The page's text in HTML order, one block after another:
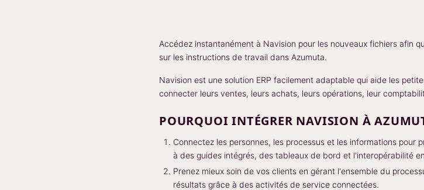
Accédez instantanément à Navision pour les nouveaux fichiers afin
sur les instructions de travail dans Azumuta.
Navision est une solution ERP facilement adaptable qui aide les
connecter leurs ventes, leurs achats, leurs opérations, leur
POURQUOI INTÉGRER NAVISION À
Connectez les personnes, les processus et les informations pour
à des guides intégrés, des tableaux de bord et l'interopérabilité
Prenez mieux soin de vos clients en gérant l'ensemble du
résultats grâce à des activités de service connectées.